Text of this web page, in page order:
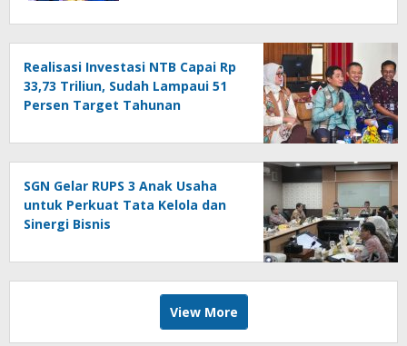
Realisasi Investasi NTB Capai Rp
33,73 Triliun, Sudah Lampaui 51
Persen Target Tahunan
SGN Gelar RUPS 3 Anak Usaha
untuk Perkuat Tata Kelola dan
Sinergi Bisnis
View More